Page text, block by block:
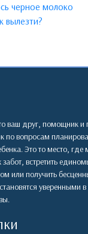
черное молоко
вылезти?
ваш друг, помощник и
по вопросам
Это то место,
встретить
или получить
уверенными